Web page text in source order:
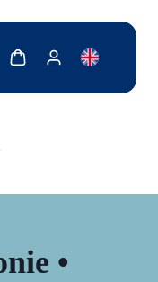
for reader
Zobrazit košíkZobrazit můj účet
•